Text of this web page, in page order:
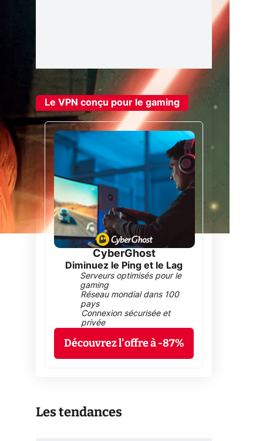
Le VPN conçu pour le gaming
CyberGhost
Diminuez le Ping et le Lag
Serveurs optimisés pour le
gaming
Réseau mondial dans 100
pays
Connexion sécurisée et
privée
Découvrez l'offre à -87%
Les tendances